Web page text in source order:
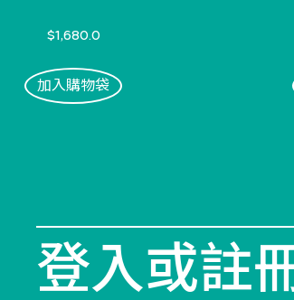
$1,680.0
加入購物袋
登入或註